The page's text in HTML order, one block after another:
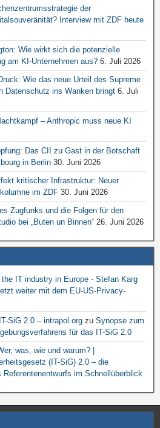
der
Interview mit ZDF heute
Wie wirkt sich die potenzielle
am KI-Unternehmen aus? 6. Juli 2026
Wie das neue Urteil des Supreme
Datenschutz ins Wanken bringt 6. Juli
– Anthropic muss neue KI
Das CII zu Gast in der Botschaft
in Berlin 30. Juni 2026
kritischer Infrastruktur: Neuer
im ZDF 30. Juni 2026
Zugfunks und die Folgen für den
bei „Buten un Binnen“ 26. Juni 2026
IT industry in Europe - Stefan Karg
weiter mit dem EU-US-Privacy-
SiG 2.0 – intrapol.org zu Synopse zum
für das IT-SiG 2.0
was, wie und warum? |
(IT-SiG) 2.0 – die
im Schnellüberblick